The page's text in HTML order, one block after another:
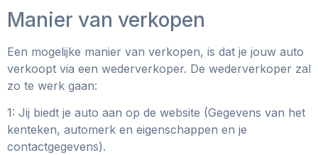
Manier van verkopen
Een mogelijke manier van verkopen, is dat je jouw auto
verkoopt via een wederverkoper. De wederverkoper zal
zo te werk gaan:
1: Jij biedt je auto aan op de website (Gegevens van het
kenteken, automerk en eigenschappen en je
contactgegevens).